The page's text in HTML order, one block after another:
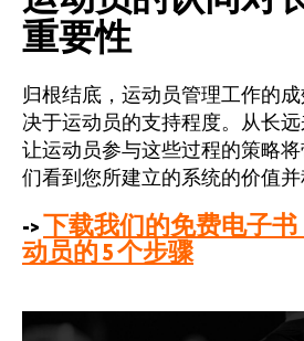
重要性
归根结底，运动员管理工作的
决于运动员的支持程度。从长
让运动员参与这些过程的策略
们看到您所建立的系统的价值并
->
下载我们的免费电子
动员的 5 个步骤